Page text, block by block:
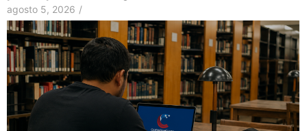
agosto 5, 2026 /